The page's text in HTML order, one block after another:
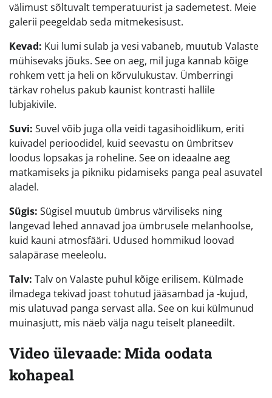
välimust sõltuvalt temperatuurist ja sademetest. Meie
galerii peegeldab seda mitmekesisust.
Kevad: Kui lumi sulab ja vesi vabaneb, muutub Valaste
mühisevaks jõuks. See on aeg, mil juga kannab kõige
rohkem vett ja heli on kõrvulukustav. Ümberringi
tärkav rohelus pakub kaunist kontrasti hallile
lubjakivile.
Suvi: Suvel võib juga olla veidi tagasihoidlikum, eriti
kuivadel perioodidel, kuid seevastu on ümbritsev
loodus lopsakas ja roheline. See on ideaalne aeg
matkamiseks ja pikniku pidamiseks panga peal asuvatel
aladel.
Sügis: Sügisel muutub ümbrus värviliseks ning
langevad lehed annavad joa ümbrusele melanhoolse,
kuid kauni atmosfääri. Udused hommikud loovad
salapärase meeleolu.
Talv: Talv on Valaste puhul kõige erilisem. Külmade
ilmadega tekivad joast tohutud jääsambad ja -kujud,
mis ulatuvad panga servast alla. See on kui külmunud
muinasjutt, mis näeb välja nagu teiselt planeedilt.
Video ülevaade: Mida oodata
kohapeal